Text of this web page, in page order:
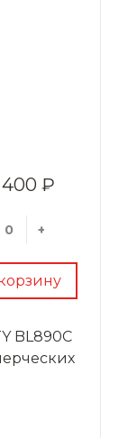
400 ₽
+
BL890C